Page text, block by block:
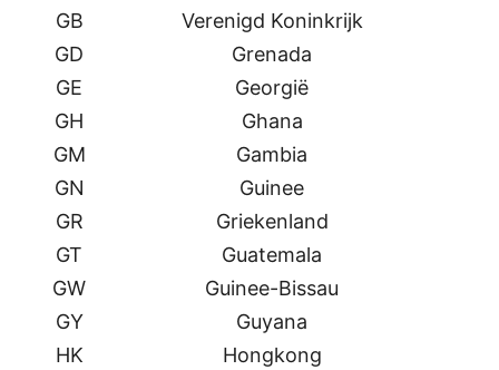
GB
Verenigd Koninkrijk
GD
Grenada
GE
Georgië
GH
Ghana
GM
Gambia
GN
Guinee
GR
Griekenland
GT
Guatemala
GW
Guinee-Bissau
GY
Guyana
HK
Hongkong